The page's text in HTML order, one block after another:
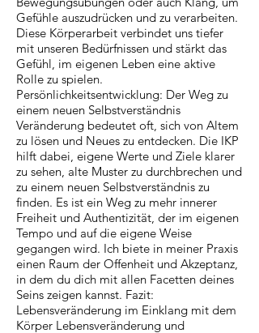
Gefühle auszudrücken und zu verarbeiten.
Diese Körperarbeit verbindet uns tiefer
mit unseren Bedürfnissen und stärkt das
Gefühl, im eigenen Leben eine aktive
Rolle zu spielen.
Persönlichkeitsentwicklung: Der Weg zu
einem neuen Selbstverständnis
Veränderung bedeutet oft, sich von Altem
zu lösen und Neues zu entdecken. Die IKP
hilft dabei, eigene Werte und Ziele klarer
zu sehen, alte Muster zu durchbrechen und
zu einem neuen Selbstverständnis zu
finden. Es ist ein Weg zu mehr innerer
Freiheit und Authentizität, der im eigenen
Tempo und auf die eigene Weise
gegangen wird. Ich biete in meiner Praxis
einen Raum der Offenheit und Akzeptanz,
in dem du dich mit allen Facetten deines
Seins zeigen kannst. Fazit:
Lebensveränderung im Einklang mit dem
Körper Lebensveränderung und